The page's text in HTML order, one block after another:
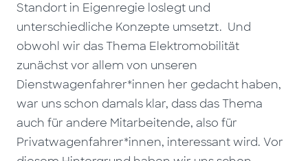
Standort in Eigenregie loslegt und
unterschiedliche Konzepte umsetzt. Und
obwohl wir das Thema Elektromobilität
zunächst vor allem von unseren
Dienstwagenfahrer*innen her gedacht haben,
war uns schon damals klar, dass das Thema
auch für andere Mitarbeitende, also für
Privatwagenfahrer*innen, interessant wird. Vor